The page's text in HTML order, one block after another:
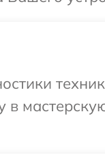
в